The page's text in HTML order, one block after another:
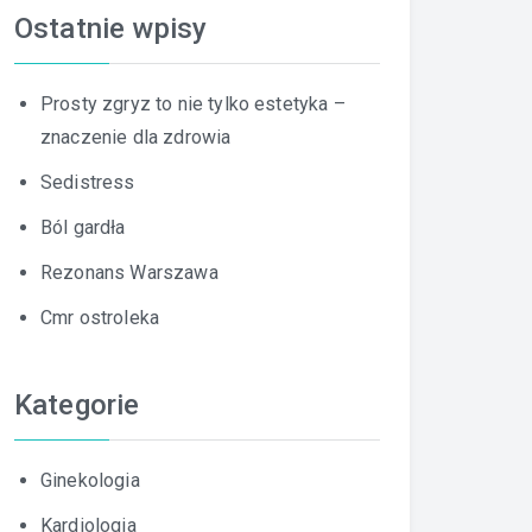
Ostatnie wpisy
Prosty zgryz to nie tylko estetyka –
znaczenie dla zdrowia
Sedistress
Ból gardła
Rezonans Warszawa
Cmr ostroleka
Kategorie
Ginekologia
Kardiologia